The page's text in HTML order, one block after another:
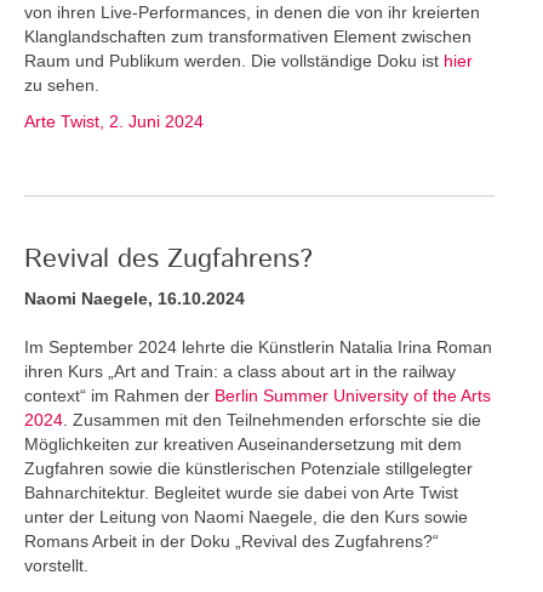
von ihren Live-Performances, in denen die von ihr kreierten
Klanglandschaften zum transformativen Element zwischen
Raum und Publikum werden. Die vollständige Doku ist hier
zu sehen.
Arte Twist, 2. Juni 2024
Revival des Zugfahrens?
Naomi Naegele, 16.10.2024
Im September 2024 lehrte die Künstlerin Natalia Irina Roman
ihren Kurs „Art and Train: a class about art in the railway
context“ im Rahmen der Berlin Summer University of the Arts
2024 . Zusammen mit den Teilnehmenden erforschte sie die
Möglichkeiten zur kreativen Auseinandersetzung mit dem
Zugfahren sowie die künstlerischen Potenziale stillgelegter
Bahnarchitektur. Begleitet wurde sie dabei von Arte Twist
unter der Leitung von Naomi Naegele, die den Kurs sowie
Romans Arbeit in der Doku „Revival des Zugfahrens?“
vorstellt.